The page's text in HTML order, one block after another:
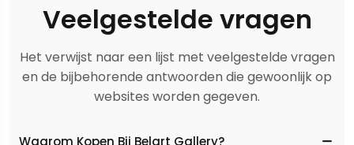
Veelgestelde vragen
Het verwijst naar een lijst met veelgestelde vragen
en de bijbehorende antwoorden die gewoonlijk op
websites worden gegeven.
Waarom Kopen Bij Belart Gallery?